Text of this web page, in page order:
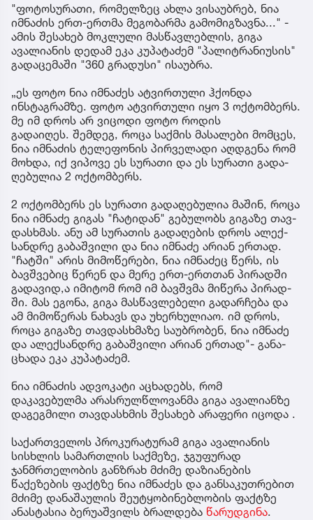
"ფოტოსურათი, რომელზეც ახლა ვისაუბრებ, ნია
იმნაძის ერთ-ერთმა მეგობარმა გამომიგზავნა..." -
ამის შესახებ მოკლული მასწავლებლის, გიგა
ავალიანის დედამ ეკა კუპატაძემ "პალიტრანიუსის"
გადაცემაში "360 გრადუსი" ისაუბრა.
„ეს ფოტო ნია იმნაძეს ატვირთული ჰქონდა
ინსტაგრამზე. ფოტო ატვირთული იყო 3 ოქტომბერს.
მე იმ დროს არ ვიცოდი ფოტო როდის
გადაიღეს. შემ­დეგ, როცა საქ­მის მა­სა­ლე­ბი მომ­ცეს,
ნია იმ­ნა­ძის ტე­ლე­ფო­ნის პირ­ვე­ლა­დი აღ­დგე­ნა რომ
მოხ­და, იქ ვი­პო­ვე ეს სუ­რა­თი და ეს სუ­რა­თი გა­და­
ღე­ბუ­ლია 2 ოქ­ტომ­ბერს.
2 ოქ­ტომ­ბერს ეს სუ­რა­თი გა­და­ღე­ბუ­ლია მა­შინ, როცა
ნია იმ­ნა­ძე გი­გას "ჩა­ტი­დან" გე­ბუ­ლობს გი­გა­ზე თავ­
დას­ხმას. ანუ ამ სუ­რა­თის გა­და­ღე­ბის დროს ალექ­
სან­დრე გა­ბაშ­ვი­ლი და ნია იმ­ნა­ძე არი­ან ერ­თად.
"ჩატ­ში" არის მი­მო­წე­რე­ბი, ნია იმ­ნა­ძეც წერს, ის
ბავ­შვე­ბიც წე­რენ და მერე ერთ-ერ­თთან პი­რად­ში
გა­და­ვი­დ,ა იმი­ტომ რომ იმ ბავ­შვმა მი­წე­რა პი­რად­
ში. მას ეგო­ნა, გიგა მას­წავ­ლე­ბე­ლი გა­დარ­ჩე­ბა და
ამ მი­მო­წე­რას ნა­ხავს და უხერ­ხუ­ლი­აო. იმ დროს,
როცა გი­გა­ზე თავ­დას­ხმა­ზე სა­უბ­რო­ბენ, ნია იმ­ნა­ძე
და ალექ­სან­დრე გა­ბაშ­ვი­ლი არი­ან ერ­თად"- გა­ნა­
ცხა­და ეკა კუ­პა­ტა­ძემ.
ნია იმნაძის ადვოკატი აცხადებს, რომ
დაკავებულმა არასრულწლოვანმა გიგა ავალიანზე
დაგეგმილი თავდასხმის შესახებ არაფერი იცოდა .
საქართველოს პროკურატურამ გიგა ავალიანის
სისხლის სამართლის საქმეზე, ჯგუფურად
ჯანმრთელობის განზრახ მძიმე დაზიანების
წაქეზების ფაქტზე ნია იმნაძეს და განსაკუთრებით
მძიმე დანაშაულის შეუტყობინებლობის ფაქტზე
ანასტასია ბერუაშვილს ბრალდება წარუდგინა.